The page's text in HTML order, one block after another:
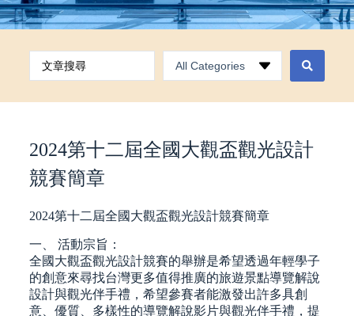
2024第十二屆全國大觀盃觀光設計
競賽簡章
2024第十二屆全國大觀盃觀光設計競賽簡章
一、 活動宗旨：
全國大觀盃觀光設計競賽的舉辦是希望透過年輕學子
的創意來尋找台灣更多值得推廣的旅遊景點導覽解說
設計與觀光伴手禮，希望參賽者能激發出許多具創
意、優質、多樣性的導覽解說影片與觀光伴手禮，提